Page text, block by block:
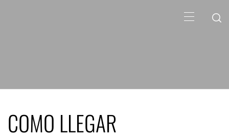
principal
COMO LLEGAR